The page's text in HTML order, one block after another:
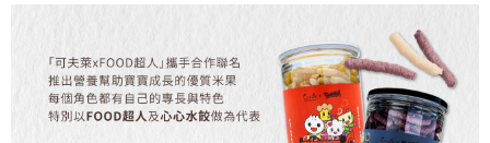
https://aftee.tw/terms/#terms3
３．未成年的使用者請事先徵得法定代理人或監護人之同意方可使用
「AFTEE先享後付」，若未經同意申辦者引起之損失，本公司不負相關責
任。
４．使用「AFTEE先享後付」時，將依據個別帳號之用戶狀況，依本公司即